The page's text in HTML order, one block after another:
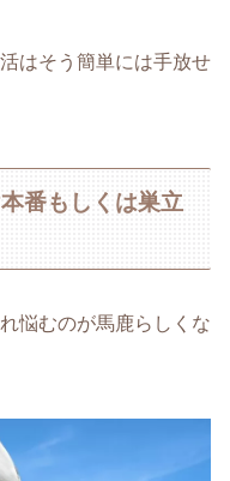
はそう簡単には手放せ
番もしくは巣立
悩むのが馬鹿らしくな